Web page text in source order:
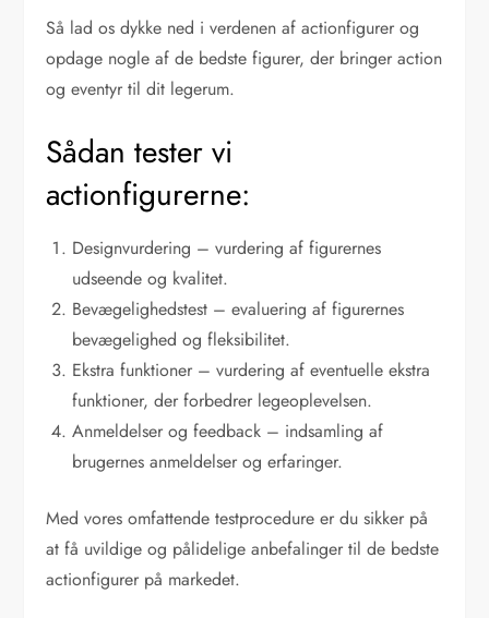
Så lad os dykke ned i verdenen af actionfigurer og
opdage nogle af de bedste figurer, der bringer action
og eventyr til dit legerum.
Sådan tester vi
actionfigurerne:
Designvurdering – vurdering af figurernes
udseende og kvalitet.
Bevægelighedstest – evaluering af figurernes
bevægelighed og fleksibilitet.
Ekstra funktioner – vurdering af eventuelle ekstra
funktioner, der forbedrer legeoplevelsen.
Anmeldelser og feedback – indsamling af
brugernes anmeldelser og erfaringer.
Med vores omfattende testprocedure er du sikker på
at få uvildige og pålidelige anbefalinger til de bedste
actionfigurer på markedet.